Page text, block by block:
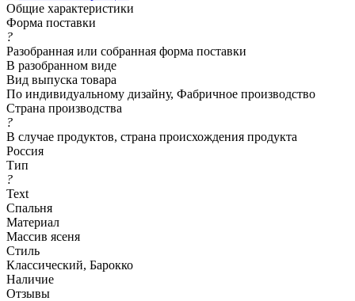
Общие характеристики
Форма поставки
?
Разобранная или собранная форма поставки
В разобранном виде
Вид выпуска товара
По индивидуальному дизайну, Фабричное производство
Страна производства
?
В случае продуктов, страна происхождения продукта
Россия
Тип
?
Text
Спальня
Материал
Массив ясеня
Стиль
Классический, Барокко
Наличие
Отзывы